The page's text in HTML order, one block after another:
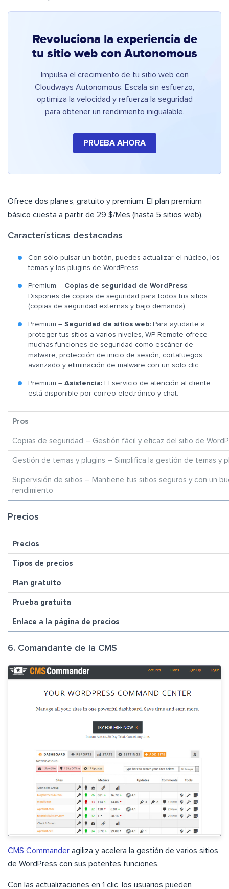
Revoluciona la experiencia de
tu sitio web con Autonomous
Impulsa el crecimiento de tu sitio web con
Cloudways Autonomous. Escala sin esfuerzo,
optimiza la velocidad y refuerza la seguridad
para obtener un rendimiento inigualable.
PRUEBA AHORA
Ofrece dos planes, gratuito y premium. El plan premium
básico cuesta a partir de 29 $/Mes (hasta 5 sitios web).
Características destacadas
Con sólo pulsar un botón, puedes actualizar el núcleo, los
temas y los plugins de WordPress.
Premium – Copias de seguridad de WordPress:
Dispones de copias de seguridad para todos tus sitios
(copias de seguridad externas y bajo demanda).
Premium – Seguridad de sitios web: Para ayudarte a
proteger tus sitios a varios niveles, WP Remote ofrece
muchas funciones de seguridad como escáner de
malware, protección de inicio de sesión, cortafuegos
avanzado y eliminación de malware con un solo clic.
Premium – Asistencia: El servicio de atención al cliente
está disponible por correo electrónico y chat.
Pros
Copias de seguridad – Gestión fácil y eficaz del sitio de
Gestión de temas y plugins – Simplifica la gestión de temas y
Supervisión de sitios – Mantiene tus sitios seguros y con un
rendimiento
Precios
Precios
Tipos de precios
Plan gratuito
Prueba gratuita
Enlace a la página de precios
6. Comandante de la CMS
CMS Commander agiliza y acelera la gestión de varios sitios
de WordPress con sus potentes funciones.
Con las actualizaciones en 1 clic, los usuarios pueden